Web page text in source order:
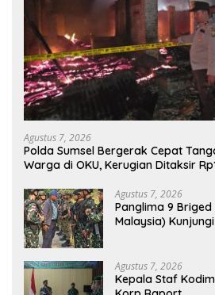
Agustus 7, 2026
Polda Sumsel Bergerak Cepat
Warga di OKU, Kerugian Ditaksir
Agustus 7, 2026
Panglima 9
Malaysia)
Agustus 7, 2026
Kepala Staf